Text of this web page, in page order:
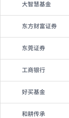
大智慧基金
东方财富证券
东莞证券
工商银行
好买基金
和耕传承